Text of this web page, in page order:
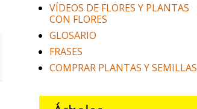
VÍDEOS DE FLORES Y PLANTAS
CON FLORES
GLOSARIO
FRASES
COMPRAR PLANTAS Y SEMILLAS